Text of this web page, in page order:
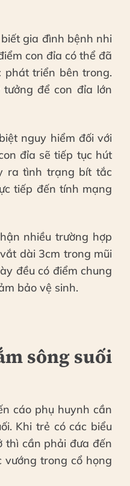
gia đình bệnh nhi
con đỉa có thể đã
triển bên trong.
để con đỉa lớn
nguy hiểm đối với
đỉa sẽ tiếp tục hút
ra tình trạng bít tắc
tiếp đến tính mạng
nhiều trường hợp
dài 3cm trong mũi
đều có điểm chung
bảo vệ sinh.
sông suối
cáo phụ huynh cần
Khi trẻ có các biểu
thì cần phải đưa đến
vướng trong cổ họng